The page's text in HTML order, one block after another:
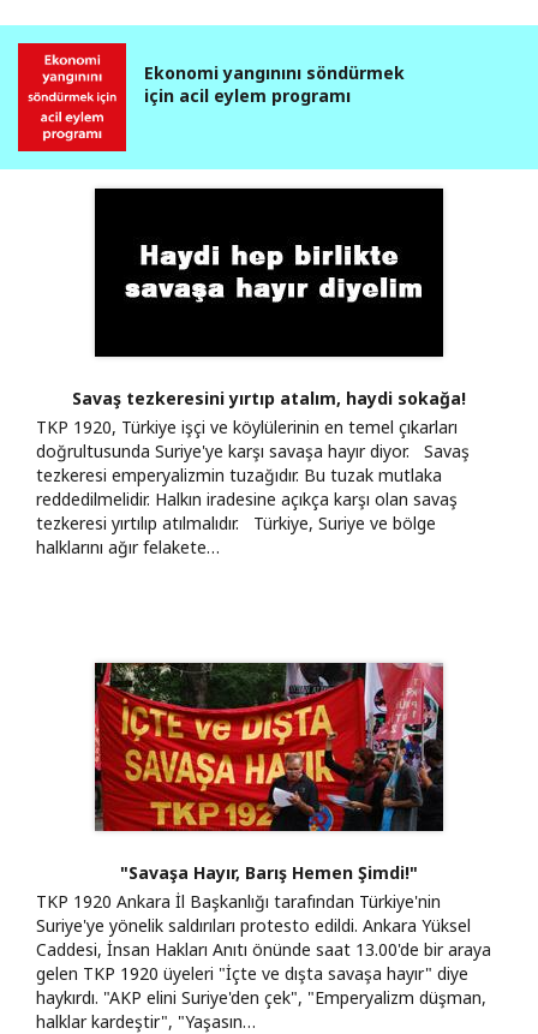
Ekonomi yangınını söndürmek
için acil eylem programı
Savaş tezkeresini yırtıp atalım, haydi sokağa!
TKP 1920, Türkiye işçi ve köylülerinin en temel çıkarları
doğrultusunda Suriye'ye karşı savaşa hayır diyor. Savaş
tezkeresi emperyalizmin tuzağıdır. Bu tuzak mutlaka
reddedilmelidir. Halkın iradesine açıkça karşı olan savaş
tezkeresi yırtılıp atılmalıdır. Türkiye, Suriye ve bölge
halklarını ağır felakete…
"Savaşa Hayır, Barış Hemen Şimdi!"
TKP 1920 Ankara İl Başkanlığı tarafından Türkiye'nin
Suriye'ye yönelik saldırıları protesto edildi. Ankara Yüksel
Caddesi, İnsan Hakları Anıtı önünde saat 13.00'de bir araya
gelen TKP 1920 üyeleri "İçte ve dışta savaşa hayır" diye
haykırdı. "AKP elini Suriye'den çek", "Emperyalizm düşman,
halklar kardeştir", "Yaşasın…